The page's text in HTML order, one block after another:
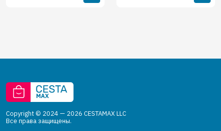
Copyright © 2024 — 2026 CESTAMAX LLC
Все права защищены.